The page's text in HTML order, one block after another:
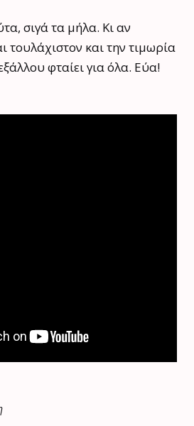
σιγά τα μήλα. Κι αν
τουλάχιστον και την τιμωρία
φταίει για όλα. Εύα!